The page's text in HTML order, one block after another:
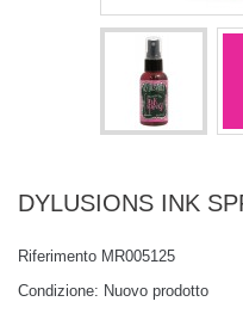
DYLUSIONS INK
Riferimento MR005125
Condizione: Nuovo prodotto